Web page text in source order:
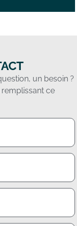
un besoin ?
remplissant ce